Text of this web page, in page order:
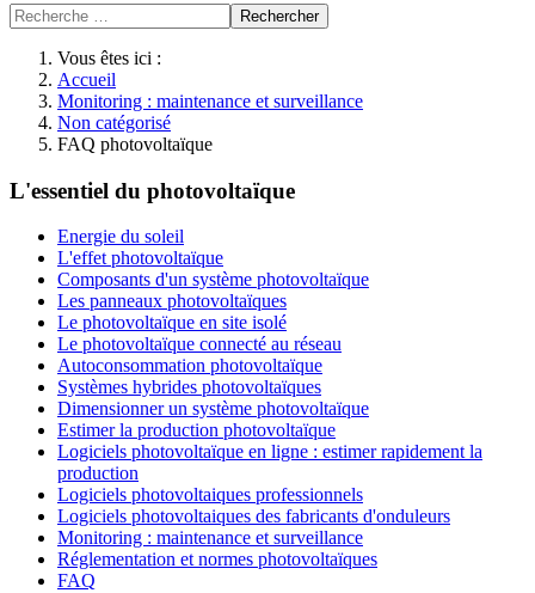
Rechercher
Vous êtes ici :
Accueil
Monitoring : maintenance et surveillance
Non catégorisé
FAQ photovoltaïque
L'essentiel du photovoltaïque
Energie du soleil
L'effet photovoltaïque
Composants d'un système photovoltaïque
Les panneaux photovoltaïques
Le photovoltaïque en site isolé
Le photovoltaïque connecté au réseau
Autoconsommation photovoltaïque
Systèmes hybrides photovoltaïques
Dimensionner un système photovoltaïque
Estimer la production photovoltaïque
Logiciels photovoltaïque en ligne : estimer rapidement la
production
Logiciels photovoltaiques professionnels
Logiciels photovoltaiques des fabricants d'onduleurs
Monitoring : maintenance et surveillance
Réglementation et normes photovoltaïques
FAQ